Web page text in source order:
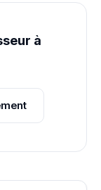
à